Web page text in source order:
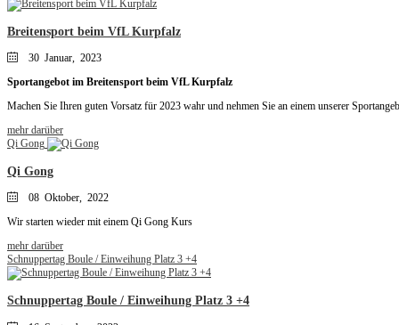
Breitensport beim VfL Kurpfalz
30 Januar, 2023
Sportangebot im Breitensport beim VfL Kurpfalz
Machen Sie Ihren guten Vorsatz für 2023 wahr und nehmen Sie an einem unserer
mehr darüber
Qi Gong
Qi Gong
08 Oktober, 2022
Wir starten wieder mit einem Qi Gong Kurs
mehr darüber
Schnuppertag Boule / Einweihung Platz 3 +4
Schnuppertag Boule / Einweihung Platz 3 +4